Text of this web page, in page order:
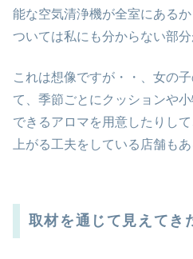
能な空気清浄機が全室にある
ついては私にも分からない部分
これは想像ですが・・、女の
て、季節ごとにクッションや
できるアロマを用意したりし
上がる工夫をしている店舗も
取材を通じて見えてき